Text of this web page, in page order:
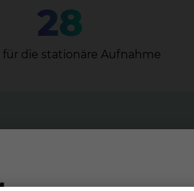
28
die stationäre Aufnahme